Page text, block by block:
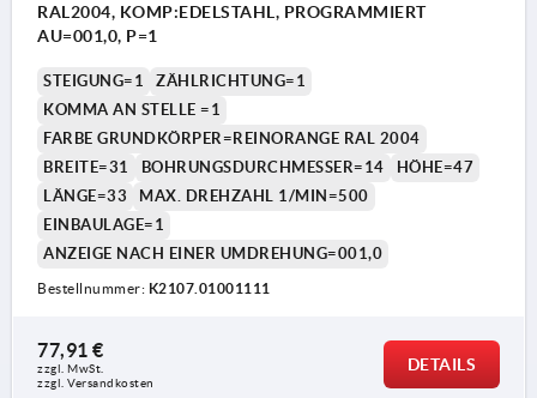
RAL2004, KOMP:EDELSTAHL, PROGRAMMIERT
AU=001,0, P=1
STEIGUNG=1
ZÄHLRICHTUNG=1
KOMMA AN STELLE =1
FARBE GRUNDKÖRPER=REINORANGE RAL 2004
BREITE=31
BOHRUNGSDURCHMESSER=14
HÖHE=47
LÄNGE=33
MAX. DREHZAHL 1/MIN=500
EINBAULAGE=1
ANZEIGE NACH EINER UMDREHUNG=001,0
Bestellnummer: K2107.01001111
77,91 €
zzgl. MwSt.
zzgl. Versandkosten
DETAILS